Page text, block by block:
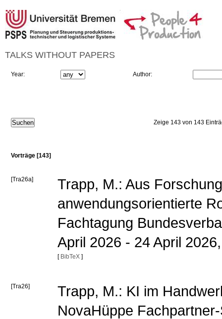
TALKS WITHOUT PAPERS
Year: Author:
Zeige 143 von 143
Vorträge [143]
[Tra26a]
Trapp, M.: Aus
anwendungsorientierte
Fachtagung
April 2026 - 24 April
[ BibTeX ]
[Tra26]
Trapp, M.: KI im
NovaHüppe